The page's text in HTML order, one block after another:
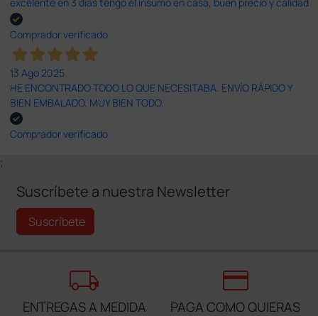
excelente en 3 días tengo el insumo en casa, buen precio y calidad
Comprador verificado
13 Ago 2025
HE ENCONTRADO TODO LO QUE NECESITABA. ENVÍO RÁPIDO Y
BIEN EMBALADO. MUY BIEN TODO.
Comprador verificado
;
Suscríbete a nuestra Newsletter
Suscríbete
local_shipping
ENTREGAS A MEDIDA
credit_card
PAGA COMO QUIERAS